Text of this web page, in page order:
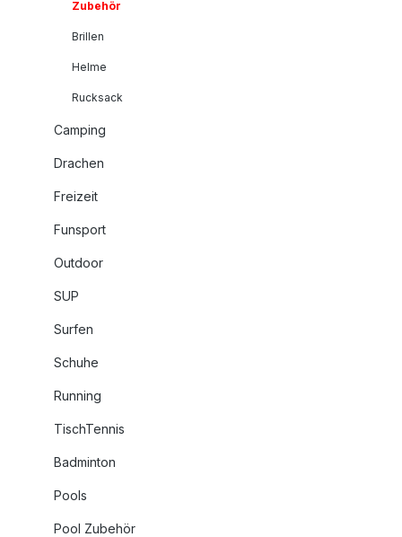
Zubehör
Brillen
Helme
Rucksack
Camping
Drachen
Freizeit
Funsport
Outdoor
SUP
Surfen
Schuhe
Running
TischTennis
Badminton
Pools
Pool Zubehör